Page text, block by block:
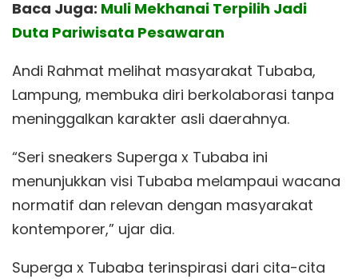
Baca Juga: Muli Mekhanai Terpilih Jadi
Duta Pariwisata Pesawaran
Andi Rahmat melihat masyarakat Tubaba,
Lampung, membuka diri berkolaborasi tanpa
meninggalkan karakter asli daerahnya.
“Seri sneakers Superga x Tubaba ini
menunjukkan visi Tubaba melampaui wacana
normatif dan relevan dengan masyarakat
kontemporer,” ujar dia.
Superga x Tubaba terinspirasi dari cita-cita